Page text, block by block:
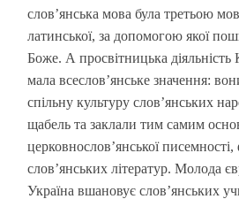
слов’янська мова була третьою
латинської, за допомогою якої
Боже. А просвітницька
мала всеслов’янське значення:
спільну культуру слов’янських
щабель та заклали тим самим
церковнослов’янської
слов’янських літератур. Молода
Україна вшановує слов’янських